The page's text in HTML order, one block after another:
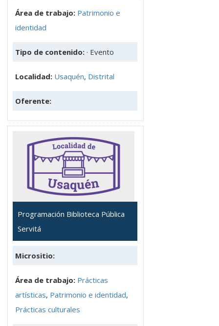
Área de trabajo: Patrimonio e
identidad
Tipo de contenido: · Evento
Localidad: Usaquén, Distrital
Oferente:
Programación Biblioteca Pública
Servitá
Micrositio:
Área de trabajo: Prácticas
artísticas, Patrimonio e identidad,
Prácticas culturales